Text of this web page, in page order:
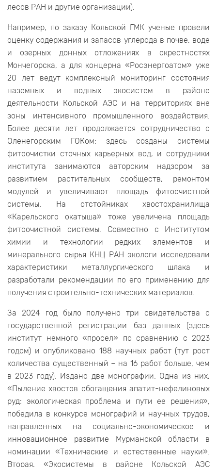
лесов РАН и другие организации).
Например, по заказу Кольской ГМК ученые провели
оценку содержания и запасов углерода в почве, воде
и озерных донных отложениях в окрестностях
Мончегорска, а для концерна «Росэнергоатом» уже
20 лет ведут комплексный мониторинг состояния
наземных и водных экосистем в районе
деятельности Кольской АЭС и на территориях вне
зоны интенсивного промышленного воздействия.
Более десяти лет продолжается сотрудничество с
Оленегорским ГОКом: здесь созданы системы
фитоочистки сточных карьерных вод, и сотрудники
института занимаются авторским надзором за
развитием растительных сообществ, ремонтом
модулей и увеличивают площадь фитоочистной
системы. На отстойниках хвостохранилища
«Карельского окатыша» тоже увеличена площадь
фитоочистной системы. Совместно с Институтом
химии и технологии редких элементов и
минерального сырья КНЦ РАН экологи исследовали
характеристики металлургического шлака и
разработали рекомендации по его применению для
получения строительно-технических материалов.
За 2024 год было получено три свидетельства о
государственной регистрации баз данных (здесь
институт немного «просел» по сравнению с 2023
годом) и опубликовано 188 научных работ (тут рост
количества существенный – на 16 работ больше, чем
в 2023 году). Издано две монографии. Одна из них,
«Пыление хвостов обогащения апатит-нефелиновых
руд: экологическая проблема и пути ее решения»,
победила в конкурсе монографий и научных трудов,
направленных на социально-экономическое и
инновационное развитие Мурманской области в
номинации «Технические и естественные науки».
Вторая, «Экосистемы в районе Кольской АЭС